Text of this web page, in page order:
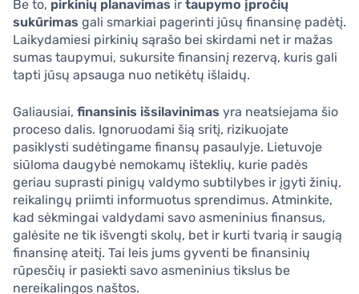
Be to, pirkinių planavimas ir taupymo įpročių
sukūrimas gali smarkiai pagerinti jūsų finansinę padėtį.
Laikydamiesi pirkinių sąrašo bei skirdami net ir mažas
sumas taupymui, sukursite finansinį rezervą, kuris gali
tapti jūsų apsauga nuo netikėtų išlaidų.
Galiausiai, finansinis išsilavinimas yra neatsiejama šio
proceso dalis. Ignoruodami šią sritį, rizikuojate
pasiklysti sudėtingame finansų pasaulyje. Lietuvoje
siūloma daugybė nemokamų išteklių, kurie padės
geriau suprasti pinigų valdymo subtilybes ir įgyti žinių,
reikalingų priimti informuotus sprendimus. Atminkite,
kad sėkmingai valdydami savo asmeninius finansus,
galėsite ne tik išvengti skolų, bet ir kurti tvarią ir saugią
finansinę ateitį. Tai leis jums gyventi be finansinių
rūpesčių ir pasiekti savo asmeninius tikslus be
nereikalingos naštos.